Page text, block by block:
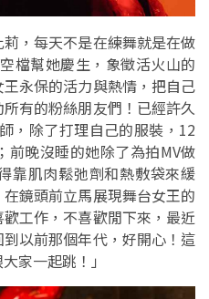
，每天不是在練舞就是在做
檔幫她慶生，象徵活火山的
永保的活力與熱情，把自己
有的粉絲朋友們！已經許久
，除了打理自己的服裝，12
前晚沒睡的她除了為拍MV做
靠肌肉鬆弛劑和熱敷袋來緩
鏡頭前立馬展現舞台女王的
工作，不喜歡閒下來，最近
以前那個年代，好開心！這
家一起跳！」